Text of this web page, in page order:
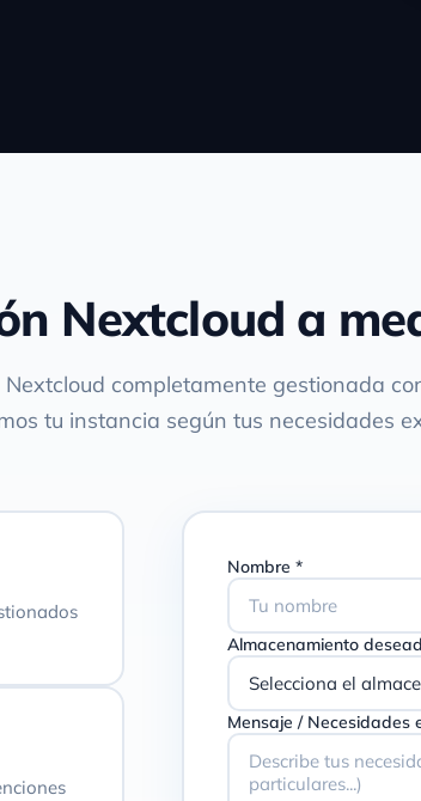
Nextcloud a
completamente gestionada
tu instancia según tus necesidades
Nombre *
Almacenamiento
Mensaje / Necesidades